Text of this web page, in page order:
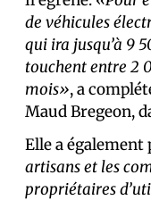
de véhicules
qui ira jusqu’à 9
touchent entre 2
mois», a
Maud Bregeon,
Elle a également
artisans et les
propriétaires